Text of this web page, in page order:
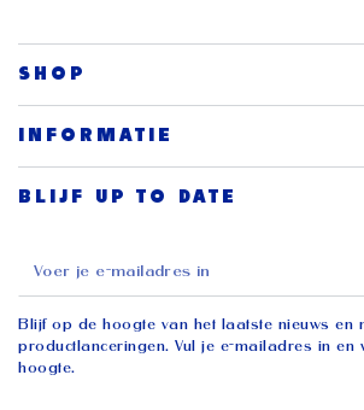
SHOP
INFORMATIE
BLIJF UP TO DATE
Voer
je
e-
mailadres
Blijf op de hoogte van het laatste nieuws en
productlanceringen. Vul je e-mailadres in en
hoogte.